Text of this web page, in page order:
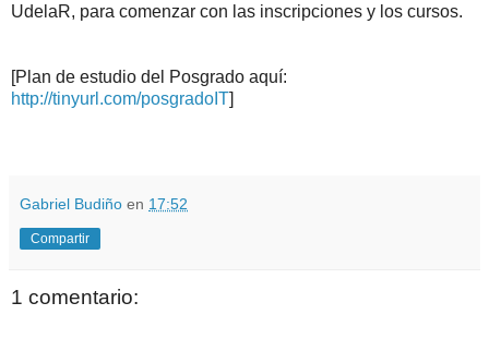
UdelaR, para comenzar con las inscripciones y los cursos.
[Plan de estudio del Posgrado aquí:
http://tinyurl.com/posgradoIT]
Gabriel Budiño en 17:52
Compartir
1 comentario: